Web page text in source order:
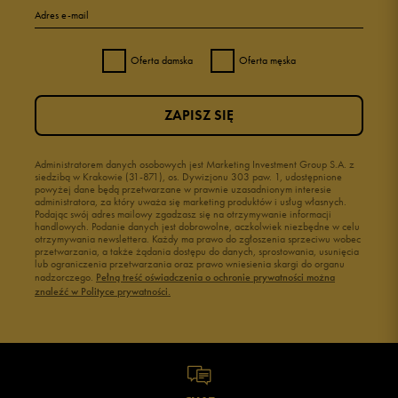
Adres e-mail
Oferta damska Oferta męska
Administratorem danych osobowych jest Marketing Investment Group S.A. z
siedzibą w Krakowie (31-871), os. Dywizjonu 303 paw. 1, udostępnione
powyżej dane będą przetwarzane w prawnie uzasadnionym interesie
administratora, za który uważa się marketing produktów i usług własnych.
Podając swój adres mailowy zgadzasz się na otrzymywanie informacji
handlowych. Podanie danych jest dobrowolne, aczkolwiek niezbędne w celu
otrzymywania newslettera. Każdy ma prawo do zgłoszenia sprzeciwu wobec
przetwarzania, a także żądania dostępu do danych, sprostowania, usunięcia
lub ograniczenia przetwarzania oraz prawo wniesienia skargi do organu
nadzorczego. Pełną treść oświadczenia o ochronie prywatności można
znaleźć w Polityce prywatności.
ZAPISZ SIĘ